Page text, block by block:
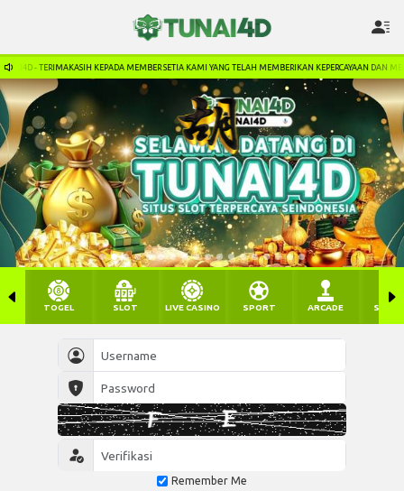
MEMBER SETIA KAMI YANG TELAH MEMBERIKAN KEPERCAYAAN DAN MENDUKUNG KAMI. LINK
Remember Me
TOGEL SLOT LIVE CASINO SPORT ARCADE